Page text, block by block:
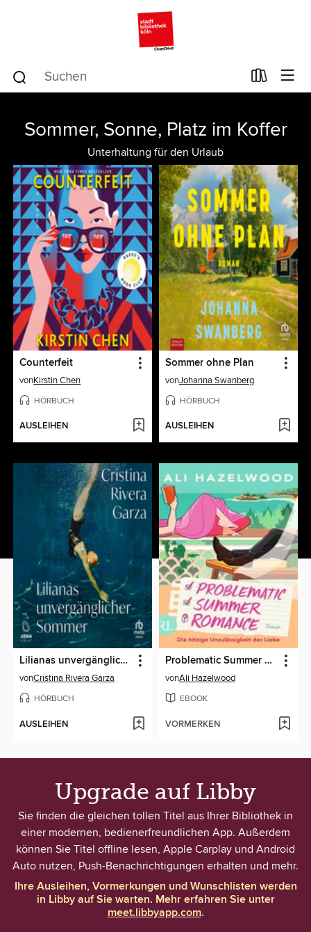
Sommer, Sonne, Platz im Koffer
Unterhaltung für den Urlaub
Counterfeit
vonKirstin Chen
HÖRBUCH
AUSLEIHEN
Sommer ohne Plan
vonJohanna Swanberg
HÖRBUCH
AUSLEIHEN
Lilianas unvergänglicher Sommer
vonCristina Rivera Garza
HÖRBUCH
AUSLEIHEN
Problematic Summer Romance
vonAli Hazelwood
EBOOK
VORMERKEN
Upgrade auf Libby
Sie finden die gleichen tollen Titel aus Ihrer Bibliothek in
einer modernen, bedienerfreundlichen App. Außerdem
können Sie Titel offline lesen, Apple Carplay und Android
Auto nutzen, Push-Benachrichtigungen erhalten und mehr.
Ihre Ausleihen, Vormerkungen und Wunschlisten werden
in Libby auf Sie warten. Mehr erfahren Sie unter
meet.libbyapp.com.